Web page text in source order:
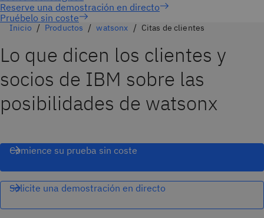
Pruébelo sin coste
Inicio Productos watsonx Citas de clientes
Lo que dicen los clientes y
socios de IBM sobre las
posibilidades de watsonx
Comience su prueba sin coste
Solicite una demostración en directo